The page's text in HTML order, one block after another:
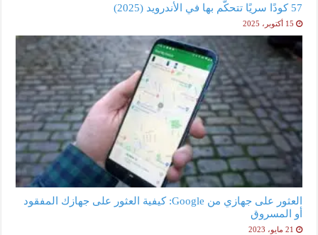
57 كودًا سريًا تتحكّم بها في الأندرويد (2025)
15 أكتوبر، 2025
العثور على جهازي من Google: كيفية العثور على جهازك المفقود
أو المسروق
21 مايو، 2023